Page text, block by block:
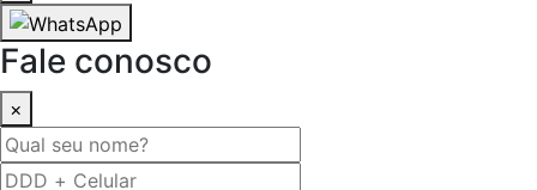
Fale conosco
×